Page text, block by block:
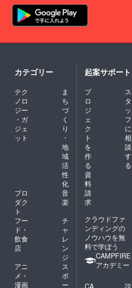
カテゴリー
テク
ノロ
ジー
・ガ
ジェ
ット
ま
ち
づ
く
り
・
地
域
活
性
化
プロ
ダク
ト
音
楽
フー
ド・
飲食
店
チ
ャ
レ
ン
ジ
アニ
メ・
漫画
ス
ポ
ー
起案サポート
プ
ロ
ジ
ェ
ク
ト
を
作
る
ス
タ
ッ
フ
に
相
談
す
る
資
料
請
求
クラウドファ
ンディングの
ノウハウを無
料で学ぼう
CAMPFIRE
アカデミー
CA
説